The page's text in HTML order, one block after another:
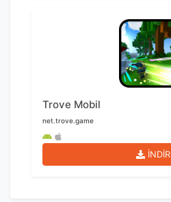
Trove Mobil
net.trove.game
İNDİR